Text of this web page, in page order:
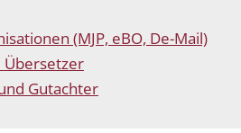
(MJP, eBO, De-Mail)
Übersetzer
Gutachter